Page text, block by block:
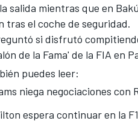
salida mientras que en
tras el coche de seguridad.
si disfrutó
de la Fama' de la FIA en
puedes leer:
niega negociaciones con
espera continuar en la